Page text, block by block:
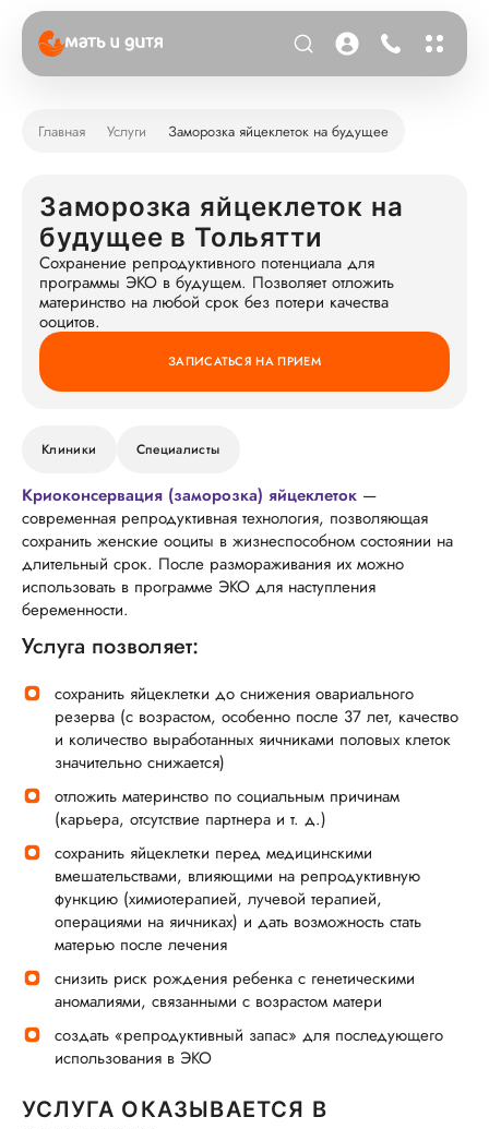
Главная Услуги Заморозка яйцеклеток на будущее
Заморозка яйцеклеток на
будущее в Тольятти
Сохранение репродуктивного потенциала для
программы ЭКО в будущем. Позволяет отложить
материнство на любой срок без потери качества
ооцитов.
ЗАПИСАТЬСЯ НА ПРИЕМ
Клиники Специалисты
Криоконсервация (заморозка) яйцеклеток —
современная репродуктивная технология, позволяющая
сохранить женские ооциты в жизнеспособном состоянии на
длительный срок. После размораживания их можно
использовать в программе ЭКО для наступления
беременности.
Услуга позволяет:
сохранить яйцеклетки до снижения овариального
резерва (с возрастом, особенно после 37 лет, качество
и количество выработанных яичниками половых клеток
значительно снижается)
отложить материнство по социальным причинам
(карьера, отсутствие партнера и т. д.)
сохранить яйцеклетки перед медицинскими
вмешательствами, влияющими на репродуктивную
функцию (химиотерапией, лучевой терапией,
операциями на яичниках) и дать возможность стать
матерью после лечения
снизить риск рождения ребенка с генетическими
аномалиями, связанными с возрастом матери
создать «репродуктивный запас» для последующего
использования в ЭКО
УСЛУГА ОКАЗЫВАЕТСЯ В